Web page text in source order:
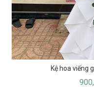
Kệ hoa viếng